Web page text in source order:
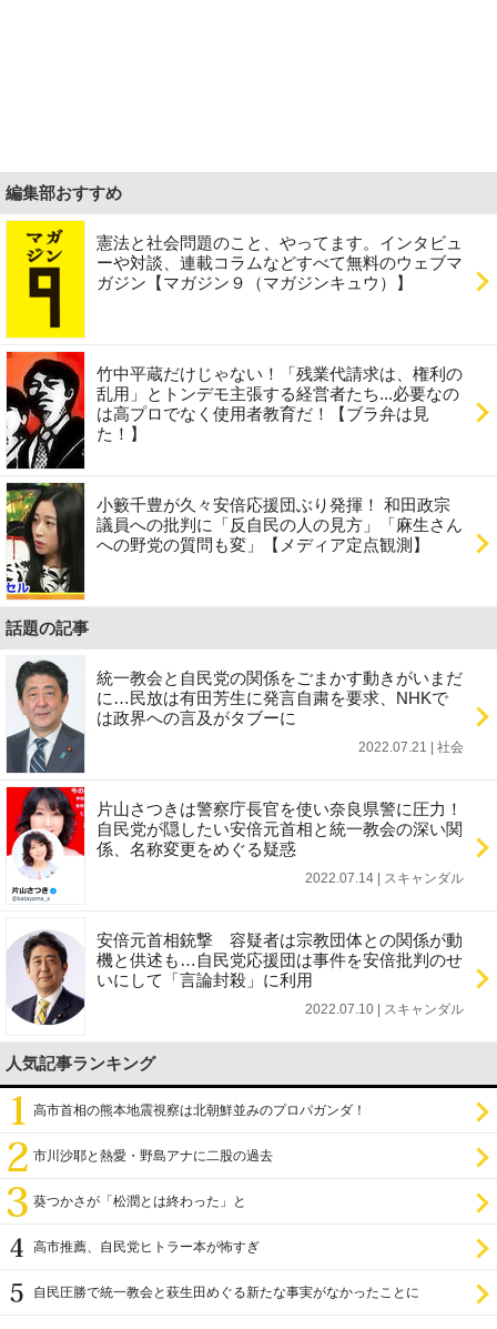
編集部おすすめ
憲法と社会問題のこと、やってます。インタビュ
ーや対談、連載コラムなどすべて無料のウェブマ
ガジン【マガジン９（マガジンキュウ）】
竹中平蔵だけじゃない！「残業代請求は、権利の
乱用」とトンデモ主張する経営者たち...必要なの
は高プロでなく使用者教育だ！【ブラ弁は見
た！】
小籔千豊が久々安倍応援団ぶり発揮！ 和田政宗
議員への批判に「反自民の人の見方」「麻生さん
への野党の質問も変」【メディア定点観測】
話題の記事
統一教会と自民党の関係をごまかす動きがいまだ
に…民放は有田芳生に発言自粛を要求、NHKで
は政界への言及がタブーに
2022.07.21 | 社会
片山さつきは警察庁長官を使い奈良県警に圧力！
自民党が隠したい安倍元首相と統一教会の深い関
係、名称変更をめぐる疑惑
2022.07.14 | スキャンダル
安倍元首相銃撃 容疑者は宗教団体との関係が動
機と供述も…自民党応援団は事件を安倍批判のせ
いにして「言論封殺」に利用
2022.07.10 | スキャンダル
人気記事ランキング
高市首相の熊本地震視察は北朝鮮並みのプロパガンダ！
市川沙耶と熱愛・野島アナに二股の過去
葵つかさが「松潤とは終わった」と
高市推薦、自民党ヒトラー本が怖すぎ
自民圧勝で統一教会と萩生田めぐる新たな事実がなかったことに